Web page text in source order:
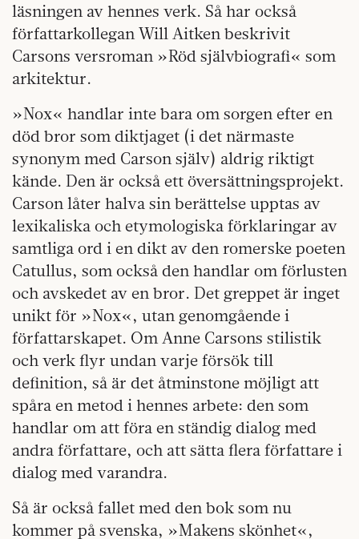
läsningen av hennes verk. Så har också
författarkollegan Will Aitken beskrivit
Carsons versroman »Röd självbiografi« som
arkitektur.
»Nox« handlar inte bara om sorgen efter en
död bror som diktjaget (i det närmaste
synonym med Carson själv) aldrig riktigt
kände. Den är också ett översättningsprojekt.
Carson låter halva sin berättelse upptas av
lexikaliska och etymologiska förklaringar av
samtliga ord i en dikt av den romerske poeten
Catullus, som också den handlar om förlusten
och avskedet av en bror. Det greppet är inget
unikt för »Nox«, utan genomgående i
författarskapet. Om Anne Carsons stilistik
och verk flyr undan varje försök till
definition, så är det åtminstone möjligt att
spåra en metod i hennes arbete: den som
handlar om att föra en ständig dialog med
andra författare, och att sätta flera författare i
dialog med varandra.
Så är också fallet med den bok som nu
kommer på svenska, »Makens skönhet«,